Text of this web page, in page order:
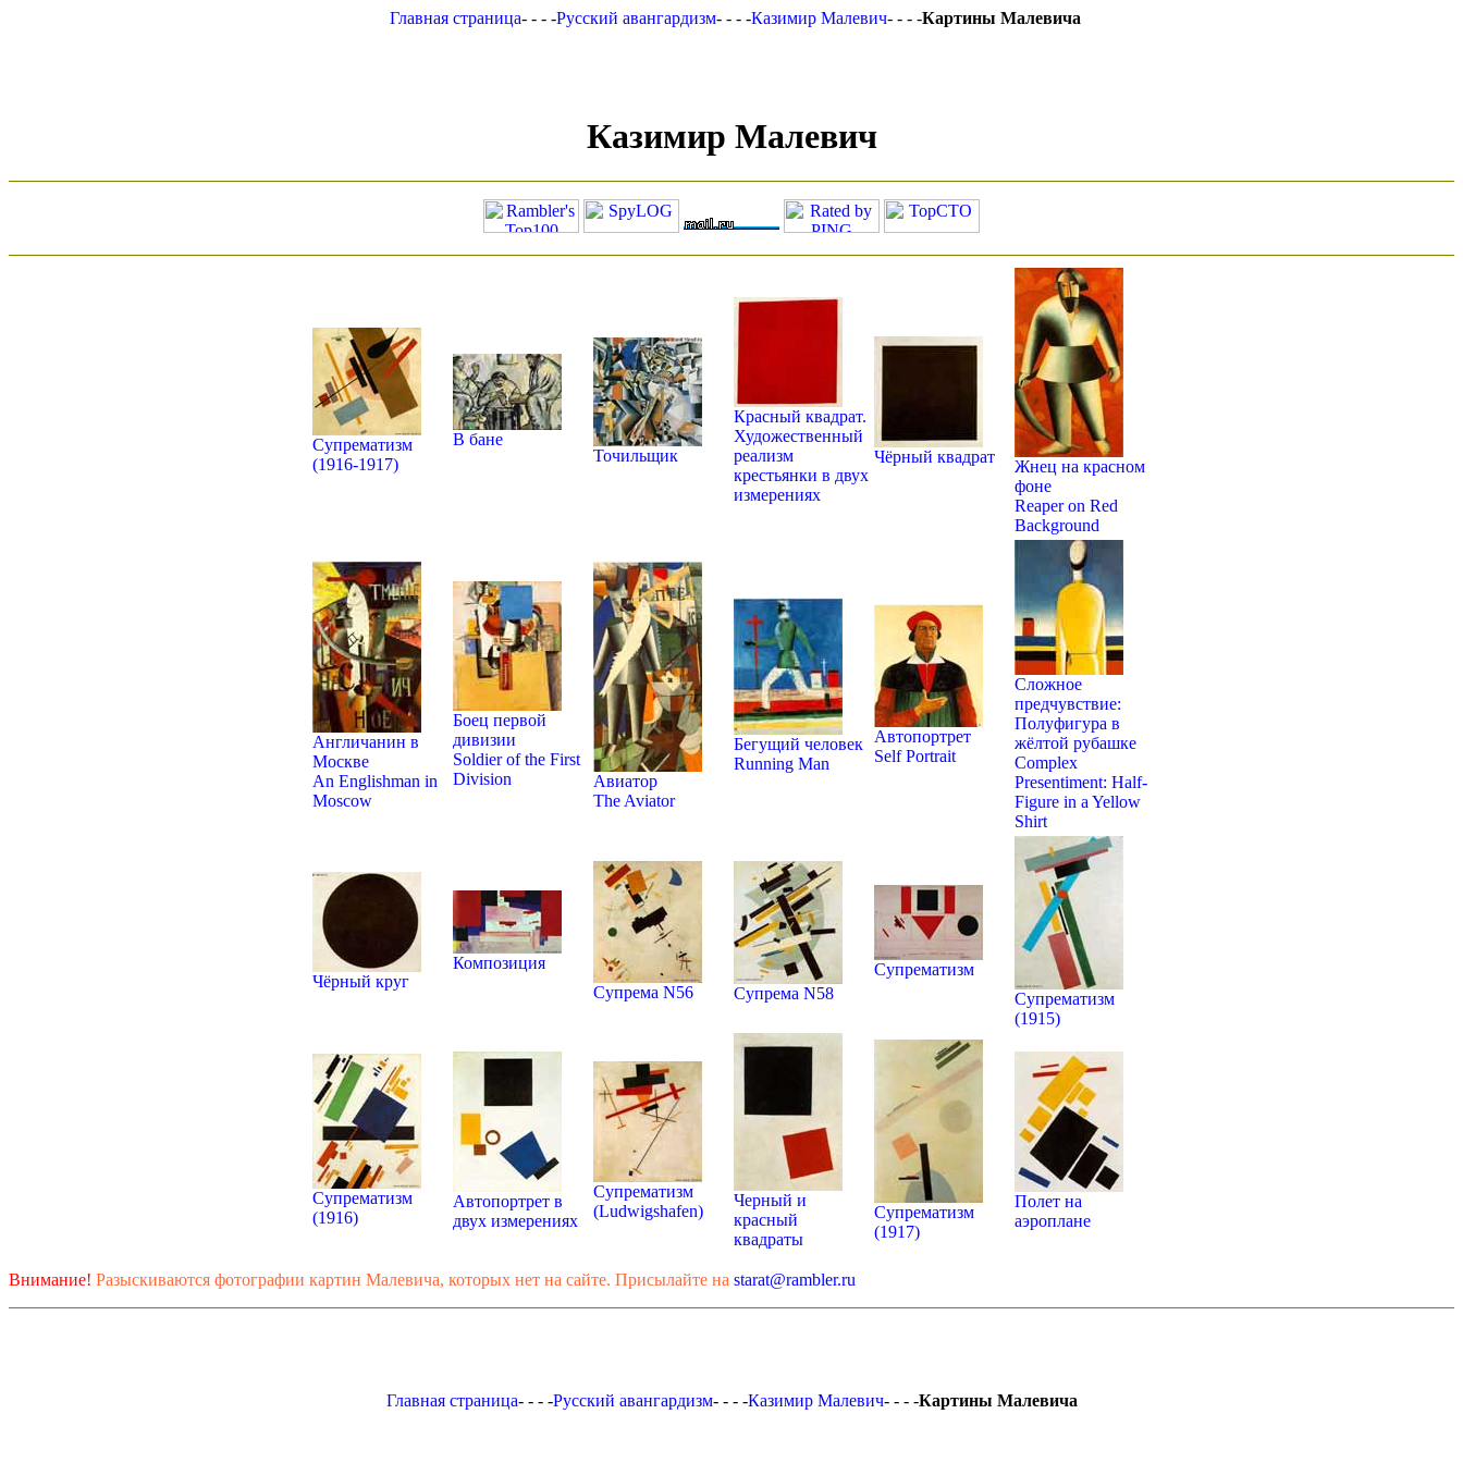
Главная страница- - - -Русский авангардизм- - - -Казимир Малевич- - - -Картины Малевича
Казимир Малевич
Супрематизм
(1916-1917)
В бане
Точильщик
Красный квадрат.
Художественный
реализм
крестьянки в двух
измерениях
Чёрный квадрат
Жнец на красном
фоне
Reaper on Red
Background
Англичанин в
Москве
An Englishman in
Moscow
Боец первой
дивизии
Soldier of the First
Division
Авиатор
The Aviator
Бегущий человек
Running Man
Автопортрет
Self Portrait
Сложное
предчувствие:
Полуфигура в
жёлтой рубашке
Complex
Presentiment: Half-
Figure in a Yellow
Shirt
Чёрный круг
Композиция
Супрема N56
Супрема N58
Супрематизм
Супрематизм
(1915)
Супрематизм
(1916)
Автопортрет в
двух измерениях
Супрематизм
(Ludwigshafen)
Черный и
красный
квадраты
Супрематизм
(1917)
Полет на
аэроплане
Внимание! Разыскиваются фотографии картин Малевича, которых нет на сайте. Присылайте на starat@rambler.ru
Главная страница- - - -Русский авангардизм- - - -Казимир Малевич- - - -Картины Малевича